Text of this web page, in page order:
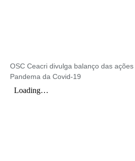
OSC Ceacri divulga balanço das
Pandema da Covid-19